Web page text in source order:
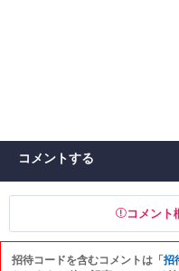
コメントする
コメント
招待コードを含むコメントは「招